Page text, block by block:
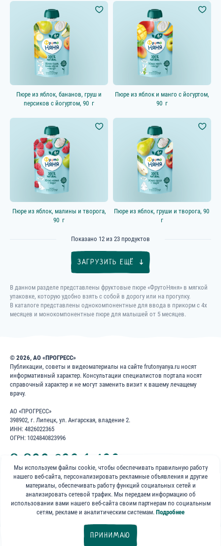
Учимся жевать
Фильтры
Пюре из яблок, бананов, груш и
персиков с йогуртом, 90 г
Пюре из яблок и манго с йогуртом,
90 г
Пюре из яблок, малины и творога,
90 г
Пюре из яблок, груши и творога, 90
г
Показано 12 из 23 продуктов
ЗАГРУЗИТЬ ЕЩЁ
В данном разделе представлены фруктовые пюре «ФрутоНяня» в мягкой
упаковке, которую удобно взять с собой в дорогу или на прогулку.
В каталоге представлены однокомпонентные для ввода в прикорм с 4х
месяцев и монокомпонентные пюре для малышей от 5 месяцев.
© 2026, АО «ПРОГРЕСС»
Публикации, советы и видеоматериалы на сайте frutonyanya.ru носят
информативный характер. Консультации специалистов портала носят
справочный характер и не могут заменить визит к вашему лечащему
врачу.
АО «ПРОГРЕСС»
398902, г. Липецк, ул. Ангарская, владение 2.
ИНН: 4826022365
ОГРН: 1024840823996
8 800 200 1 400
Бесплатно для звонков по России
«ФрутоНяня»
в социальных сетях:
Мы используем файлы cookie, чтобы обеспечивать правильную работу
нашего веб-сайта, персонализировать рекламные объявления и другие
материалы, обеспечивать работу функций социальных сетей и
анализировать сетевой трафик. Мы передаем информацию об
использовании вами нашего веб-сайта своим партнерам по социальным
сетям, рекламе и аналитическим системам. Подробнее
ПРИНИМАЮ